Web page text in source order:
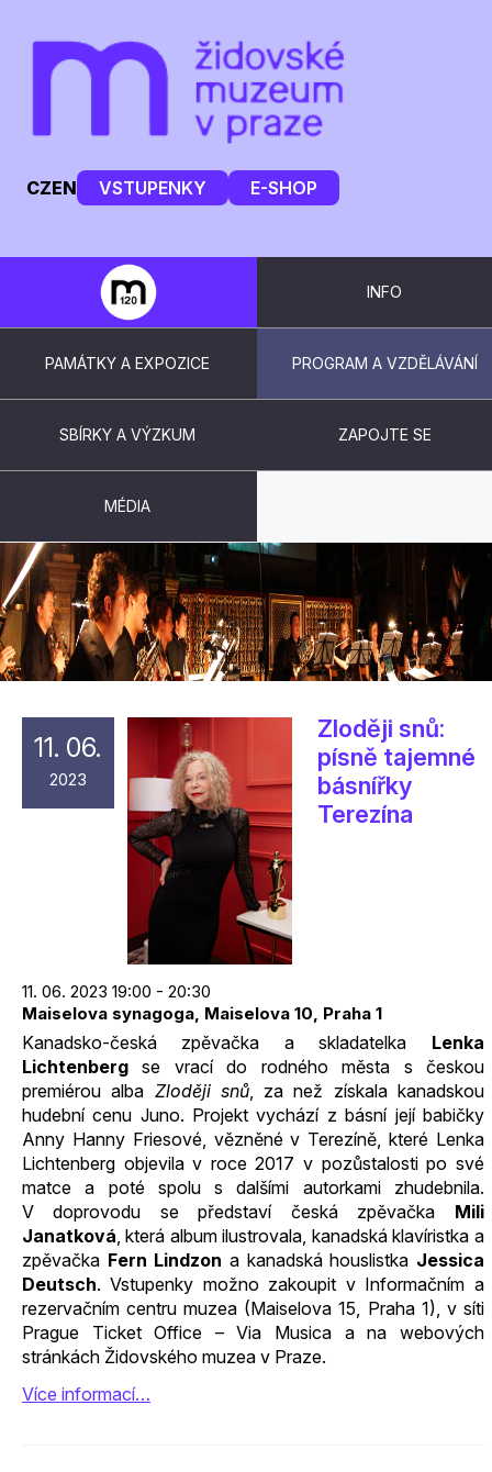
CZEN VSTUPENKY E-SHOP
INFO
PAMÁTKY A EXPOZICE PROGRAM A VZDĚLÁVÁNÍ
SBÍRKY A VÝZKUM ZAPOJTE SE
MÉDIA
ARCHIV KONCERTŮ
11. 06.
2023
Zloději snů:
písně tajemné
básnířky
Terezína
11. 06. 2023 19:00 - 20:30
Maiselova synagoga, Maiselova 10, Praha 1
Kanadsko-česká zpěvačka a skladatelka Lenka
Lichtenberg se vrací do rodného města s českou
premiérou alba Zloději snů, za než získala kanadskou
hudební cenu Juno. Projekt vychází z básní její babičky
Anny Hanny Friesové, vězněné v Terezíně, které Lenka
Lichtenberg objevila v roce 2017 v pozůstalosti po své
matce a poté spolu s dalšími autorkami zhudebnila.
V doprovodu se představí česká zpěvačka Mili
Janatková, která album ilustrovala, kanadská klavíristka a
zpěvačka Fern Lindzon a kanadská houslistka Jessica
Deutsch. Vstupenky možno zakoupit v Informačním a
rezervačním centru muzea (Maiselova 15, Praha 1), v síti
Prague Ticket Office – Via Musica a na webových
stránkách Židovského muzea v Praze.
Více informací…